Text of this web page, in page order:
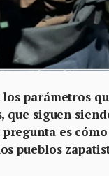
parámetros
que siguen
es cómo
pueblos